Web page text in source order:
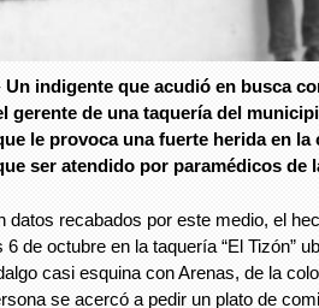
Un indigente que acudió en busca
gerente de una taquería del
le provoca una fuerte herida en la
ser atendido por paramédicos de
datos recabados por este medio, el
6 de octubre en la taquería “El Tizón”
casi esquina con Arenas, de la
se acercó a pedir un plato de